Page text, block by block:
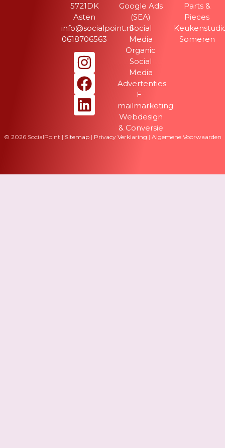
5721DK
Asten
info@socialpoint.nl
0618706563
Google Ads
(SEA)
Social
Media
Organic
Social
Media
Advertenties
E-
mailmarketing
Webdesign
& Conversie
Parts &
Pieces
Someren
© 2026 SocialPoint | Sitemap| Privacy Verklaring | Algemene Voorwaarden